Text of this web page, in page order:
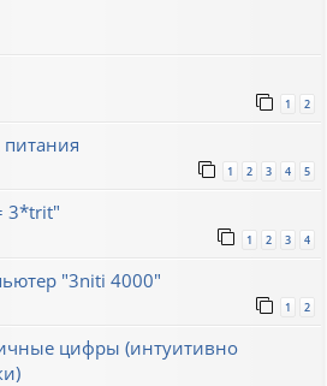
1 2
1 2 3 4 5
3*trit"
1 2 3 4
"3niti 4000"
1 2
цифры (интуитивно